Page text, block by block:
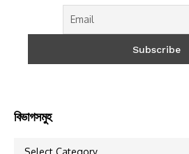
বিভাগসমুহ